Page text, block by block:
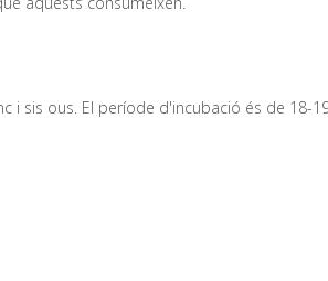
i sis ous. El període d'incubació és de 18-